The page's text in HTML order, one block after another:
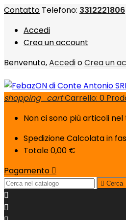
Contatto Telefono: 3312221806
Accedi
Crea un account
Benvenuto,AccedioCrea un
shopping_cartCarrello: 0
Non ci sono più articoli
SpedizioneCalcolata in
Totale0,00 €
Pagamento 
 Cerca

